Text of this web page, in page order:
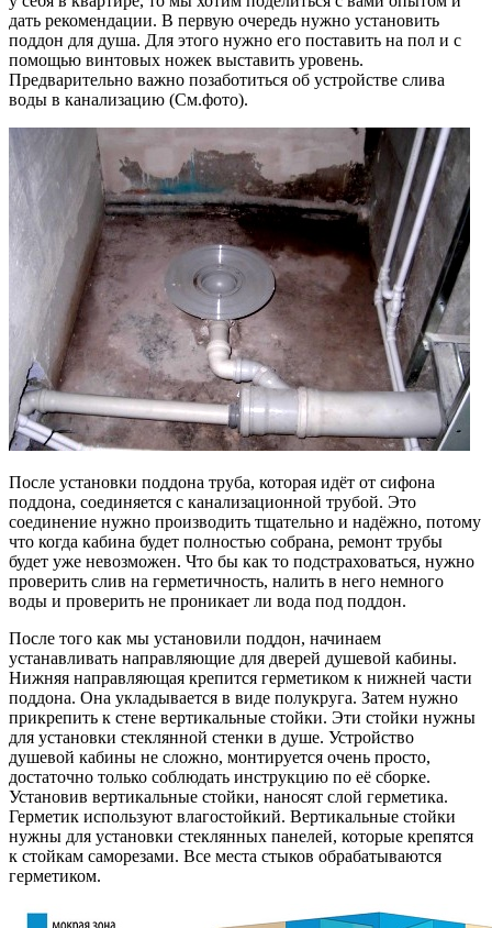
дать рекомендации. В первую очередь нужно установить
поддон для душа. Для этого нужно его поставить на пол и с
помощью винтовых ножек выставить уровень.
Предварительно важно позаботиться об устройстве слива
воды в канализацию (См.фото).
После установки поддона труба, которая идёт от сифона
поддона, соединяется с канализационной трубой. Это
соединение нужно производить тщательно и надёжно, потому
что когда кабина будет полностью собрана, ремонт трубы
будет уже невозможен. Что бы как то подстраховаться, нужно
проверить слив на герметичность, налить в него немного
воды и проверить не проникает ли вода под поддон.
После того как мы установили поддон, начинаем
устанавливать направляющие для дверей душевой кабины.
Нижняя направляющая крепится герметиком к нижней части
поддона. Она укладывается в виде полукруга. Затем нужно
прикрепить к стене вертикальные стойки. Эти стойки нужны
для установки стеклянной стенки в душе. Устройство
душевой кабины не сложно, монтируется очень просто,
достаточно только соблюдать инструкцию по её сборке.
Установив вертикальные стойки, наносят слой герметика.
Герметик используют влагостойкий. Вертикальные стойки
нужны для установки стеклянных панелей, которые крепятся
к стойкам саморезами. Все места стыков обрабатываются
герметиком.